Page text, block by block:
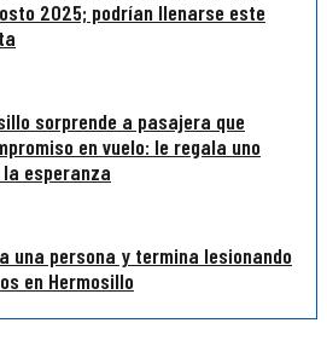
2025; podrían llenarse este
sorprende a pasajera que
en vuelo: le regala uno
esperanza
una persona y termina lesionando
en Hermosillo